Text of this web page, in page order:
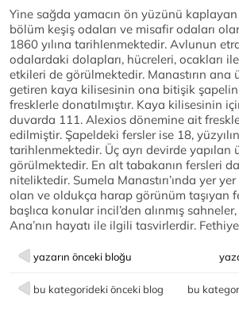
Yine sağda yamacın ön yüzünü
bölüm keşiş odaları ve misafir odaları
1860 yılına tarihlenmektedir. Avlunun
odalardaki dolapları, hücreleri, ocakları ile
etkileri de görülmektedir. Manastırın ana
getiren kaya kilisesinin ona bitişik şapelin
fresklerle donatılmıştır. Kaya kilisesinin
duvarda 111. Alexios dönemine ait
edilmiştir. Şapeldeki fersler ise 18,
tarihlenmektedir. Üç ayrı devirde yapılan
görülmektedir. En alt tabakanın fersleri
niteliktedir. Sumela Manastırı’ında yer
olan ve oldukça harap görünüm taşıyan
başlıca konular incil’den alınmış
Ana’nın hayatı ile ilgili tasvirlerdir.
yazarın önceki bloğu
bu kategorideki önceki blog bu